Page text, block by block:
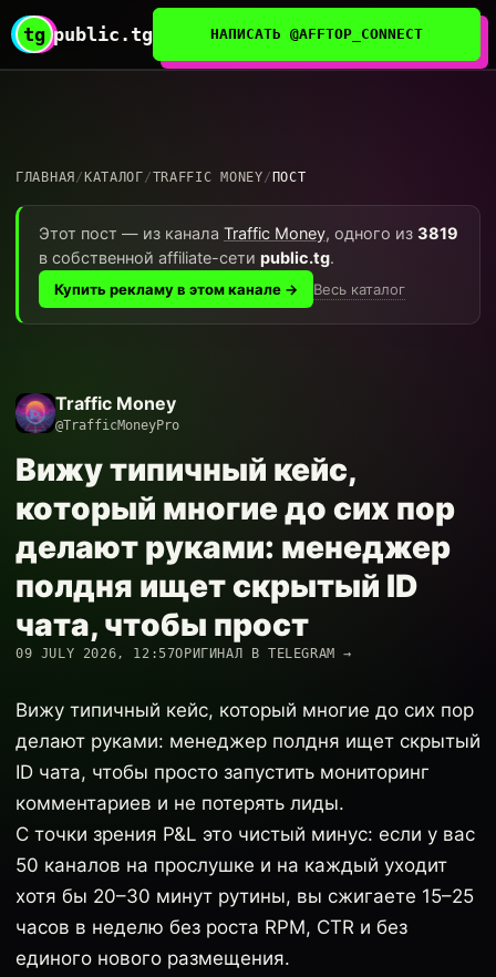
tg public.tg НАПИСАТЬ @AFFTOP_CONNECT
ГЛАВНАЯ / КАТАЛОГ/TRAFFIC MONEY/ ПОСТ
Этот пост — из канала Traffic Money, одного из 3819
в собственной affiliate-сети public.tg.
Купить рекламу в этом канале → Весь каталог
Traffic Money
@TrafficMoneyPro
Вижу типичный кейс,
который многие до сих пор
делают руками: менеджер
полдня ищет скрытый ID
чата, чтобы прост
09 JULY 2026, 12:57ОРИГИНАЛ В TELEGRAM →
Вижу типичный кейс, который многие до сих пор
делают руками: менеджер полдня ищет скрытый
ID чата, чтобы просто запустить мониторинг
комментариев и не потерять лиды.
С точки зрения P&L это чистый минус: если у вас
50 каналов на прослушке и на каждый уходит
хотя бы 20–30 минут рутины, вы сжигаете 15–25
часов в неделю без роста RPM, CTR и без
единого нового размещения.